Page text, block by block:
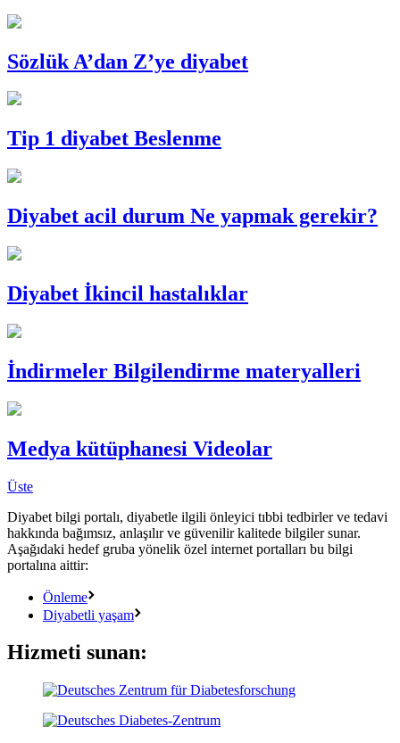
Sözlük A’dan Z’ye diyabet
Tip 1 diyabet Beslenme
Diyabet acil durum Ne yapmak gerekir?
Diyabet İkincil hastalıklar
İndirmeler Bilgilendirme materyalleri
Medya kütüphanesi Videolar
Üste
Diyabet bilgi portalı, diyabetle ilgili önleyici tıbbi tedbirler ve tedavi
hakkında bağımsız, anlaşılır ve güvenilir kalitede bilgiler sunar.
Aşağıdaki hedef gruba yönelik özel internet portalları bu bilgi
portalına aittir:
Önleme
Diyabetli yaşam
Hizmeti sunan: